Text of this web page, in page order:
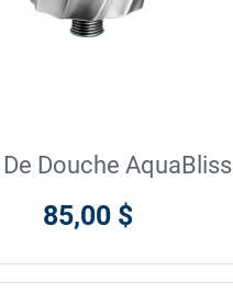
En savoir plus
Douche AquaBliss
85,00 $